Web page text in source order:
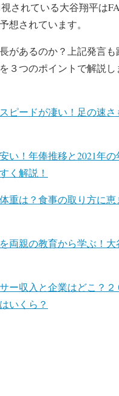
されている大谷翔平は
想されています。
があるのか？上記発言も
３つのポイントで解説し
ピードが凄い！足の速
い！年俸推移と2021年
く解説！
重は？食事の取り方に
両親の教育から学ぶ！大
ー収入と企業はどこ？
いくら？